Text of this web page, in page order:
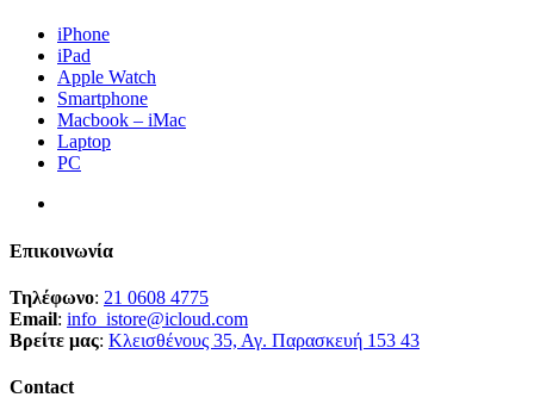
iPhone
iPad
Apple Watch
Smartphone
Macbook – iMac
Laptop
PC
Επικοινωνία
Τηλέφωνο: 21 0608 4775
Email: info_istore@icloud.com
Βρείτε μας: Κλεισθένους 35, Αγ. Παρασκευή 153 43
Contact